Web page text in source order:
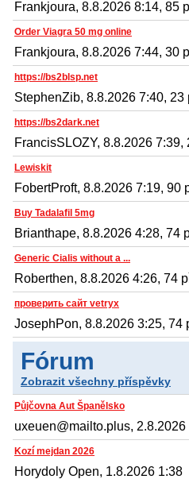
Frankjoura, 8.8.2026 8:14, 85
Order Viagra 50 mg online
Frankjoura, 8.8.2026 7:44, 30
https://bs2blsp.net
StephenZib, 8.8.2026 7:40, 23
https://bs2dark.net
FrancisSLOZY, 8.8.2026 7:39,
Lewiskit
FobertProft, 8.8.2026 7:19, 90
Buy Tadalafil 5mg
Brianthape, 8.8.2026 4:28, 74
Generic Cialis without a ...
Roberthen, 8.8.2026 4:26, 74
проверить сайт vetryx
JosephPon, 8.8.2026 3:25, 74
Fórum
Zobrazit všechny příspěvky
Půjčovna Aut Španělsko
uxeuen@mailto.plus, 2.8.2026
Kozí mejdan 2026
Horydoly Open, 1.8.2026 1:38